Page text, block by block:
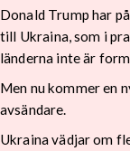
Donald Trump har
till Ukraina, som i
länderna inte är
Men nu kommer en
avsändare.
Ukraina vädjar om